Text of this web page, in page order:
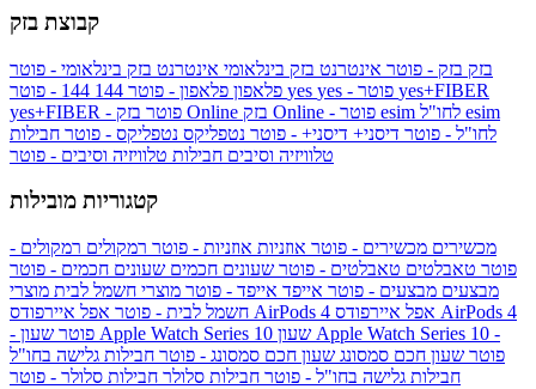
קבוצת בזק
בזק בזק - פוטר אינטרנט בזק בינלאומי אינטרנט בזק בינלאומי - פוטר
פלאפון פלאפון - פוטר 144 yes
yes+FIBER
yes+FIBER - פוטר בזק Online
esim
לחו"ל - פוטר דיסני+ דיסני+ - פוטר נטפליקס נטפליקס - פוטר חבילות
טלוויזיה וסיבים חבילות טלוויזיה וסיבים - פוטר
קטגוריות מובילות
מכשירים מכשירים - פוטר אוזניות אוזניות - פוטר רמקולים רמקולים -
פוטר טאבלטים טאבלטים - פוטר שעונים חכמים שעונים חכמים - פוטר
מבצעים מבצעים - פוטר אייפד אייפד - פוטר מוצרי חשמל לבית מוצרי
חשמל לבית - פוטר אפל איירפודס AirPods 4 אפל איירפודס AirPods 4
- פוטר שעון Apple Watch Series 10 שעון Apple Watch Series 10 -
פוטר שעון חכם סמסונג שעון חכם סמסונג - פוטר חבילות גלישה בחו"ל
חבילות גלישה בחו"ל - פוטר חבילות סלולר חבילות סלולר - פוטר